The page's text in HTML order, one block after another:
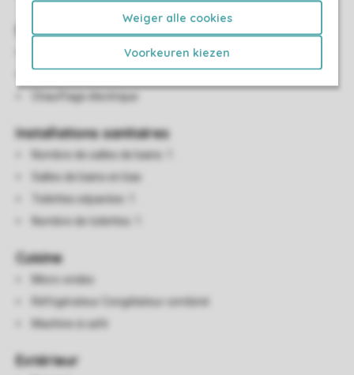
Weiger alle cookies
Voorkeuren kiezen
Salon/salle à manger
Salle à manger
Chauffage électrique
Installations sanitaires
Nombre de salles de bains: 1
Salles de bains en bas
Toilettes séparées: 1
Nombre de toilettes: 1
Cuisine
Micro-ondes
Réfrigérateur Congélateur combiné
Machine à café
Extérieur